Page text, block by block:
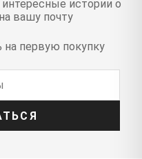
истории о
вашу почту
на первую покупку